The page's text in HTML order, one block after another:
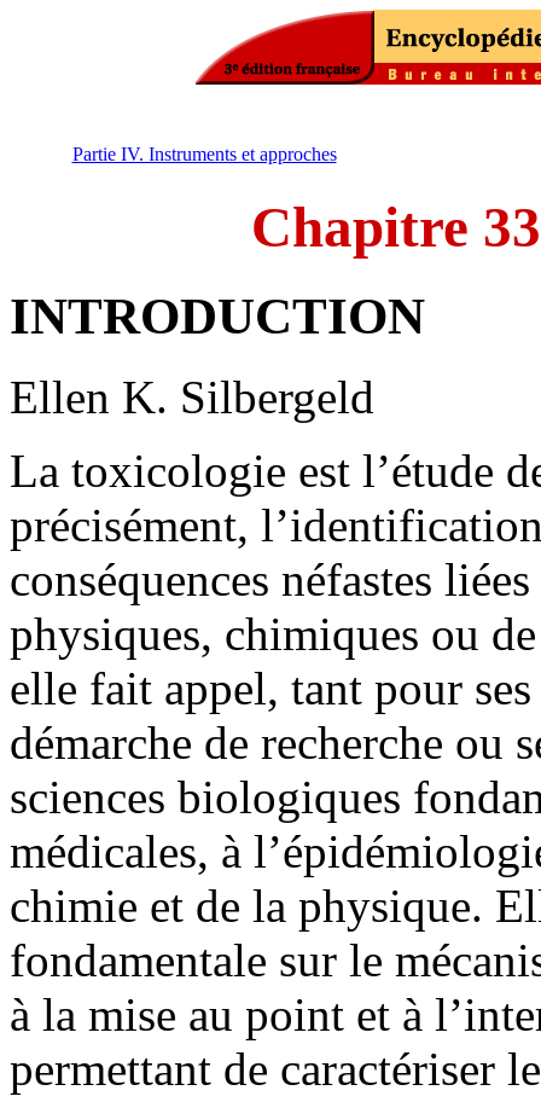
Partie IV. Instruments et approches
Chapitre
INTRODUCTION
Ellen K. Silbergeld
La toxicologie est l’étude
précisément,
conséquences néfastes
physiques, chimiques ou
elle fait appel, tant pour
démarche de recherche ou
sciences biologiques
médicales, à
chimie et de la physique.
fondamentale sur le
à la mise au point et à
permettant de caractériser